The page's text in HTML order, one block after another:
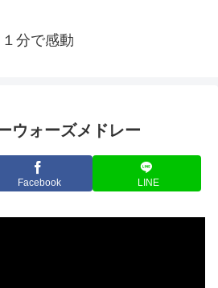
１分で感動
ウォーズメドレー
Facebook LINE